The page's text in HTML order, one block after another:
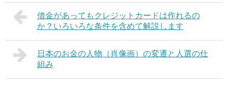
借金があってもクレジットカードは作れるの
か？いろいろな条件を含めて解説します
日本のお金の人物（肖像画）の変遷と人選の仕
組み